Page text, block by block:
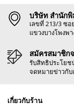
บริษัท สำนักพิ
เลขที่ 213/3 ซ
แขวงบางโพงพ
สมัครสมาชิก
รับสิทธิประโยช
จดหมายข่าวกับ
เกี่ยวกับร้าน